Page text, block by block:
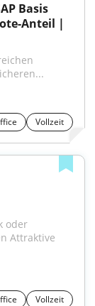
Basis
Anteil |
Vollzeit
oder
Attraktive
Vollzeit